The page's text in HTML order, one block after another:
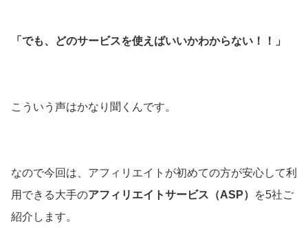
「でも、どのサービスを使えばいいかわからない！！」
こういう声はかなり聞くんです。
なので今回は、アフィリエイトが初めての方が安心して利
用できる大手のアフィリエイトサービス（ASP）
を5社ご
紹介します。